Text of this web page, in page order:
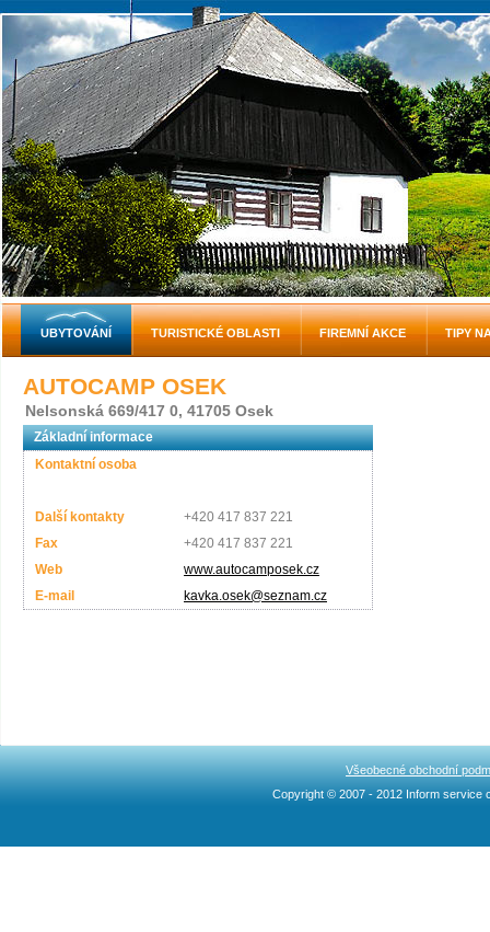
AUTOCAMP OSEK
Nelsonská 669/417 0, 41705 Osek
Základní informace
Kontaktní osoba
Další kontakty
+420 417 837 221
Fax
+420 417 837 221
Web
www.autocamposek.cz
E-mail
kavka.osek@seznam.cz
UBYTOVÁNÍ TURISTICKÉ OBLASTI FIREMNÍ AKCE TIPY
Všeobecné obchodní
Copyright © 2007 - 2012 Inform service